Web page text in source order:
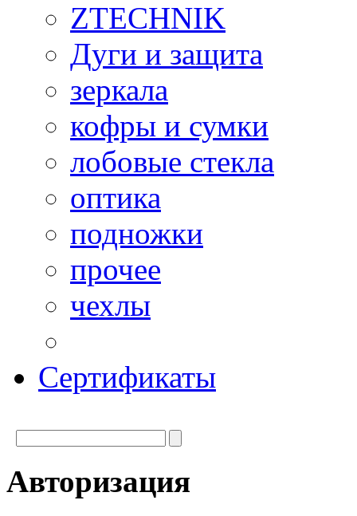
ZTECHNIK
Дуги и защита
зеркала
кофры и сумки
лобовые стекла
оптика
подножки
прочее
чехлы
Сертификаты
Авторизация